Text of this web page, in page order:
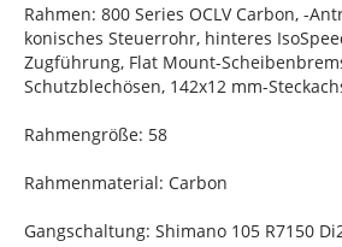
Rahmen: 800 Series OCLV Carbon, -
konisches Steuerrohr, hinteres
Zugführung, Flat Mount-
Schutzblechösen, 142x12 mm-
Rahmengröße: 58
Rahmenmaterial: Carbon
Gangschaltung: Shimano 105 R7150